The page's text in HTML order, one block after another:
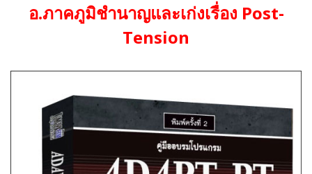
อ.ภาคภูมิชำนาญและเก่งเรื่อง Post-
Tension